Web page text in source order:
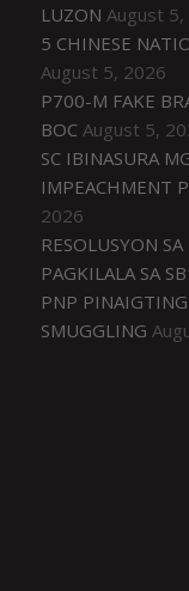
LUZON August
5 CHINESE
August 5, 2026
P700-M FAKE
BOC August 5,
SC IBINASURA
IMPEACHMENT
2026
RESOLUSYON
PAGKILALA SA
PNP
SMUGGLING